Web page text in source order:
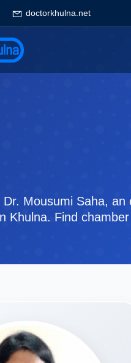
doctorkhulna.net
Mousumi Saha,
Khulna. Find